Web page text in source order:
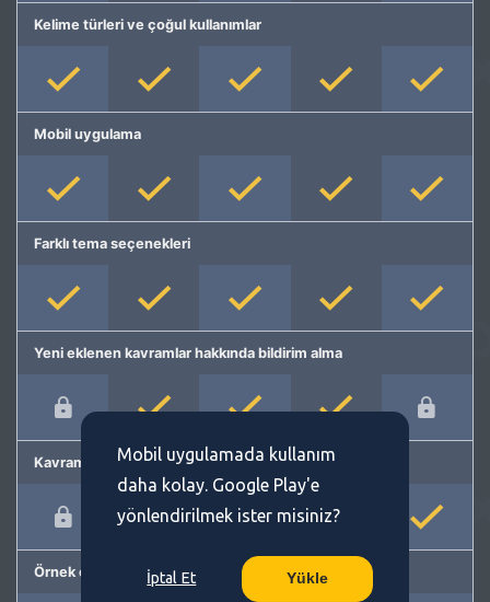
Kelime türleri ve çoğul kullanımlar
Mobil uygulama
Farklı tema seçenekleri
Yeni eklenen kavramlar hakkında bildirim alma
Kavram önerme
Örnek cümleler
Mobil uygulamada kullanım
daha kolay. Google Play'e
yönlendirilmek ister misiniz?
İptal Et Yükle